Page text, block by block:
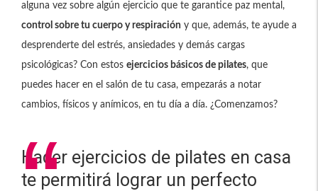
alguna vez sobre algún ejercicio que te garantice paz mental,
control sobre tu cuerpo y respiración y que, además, te ayude a
desprenderte del estrés, ansiedades y demás cargas
psicológicas? Con estos ejercicios básicos de pilates, que
puedes hacer en el salón de tu casa, empezarás a notar
cambios, físicos y anímicos, en tu día a día. ¿Comenzamos?
Hacer ejercicios de pilates en casa
te permitirá lograr un perfecto